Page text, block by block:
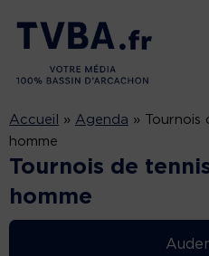
Accueil » Agenda »
homme
Tournois de
homme